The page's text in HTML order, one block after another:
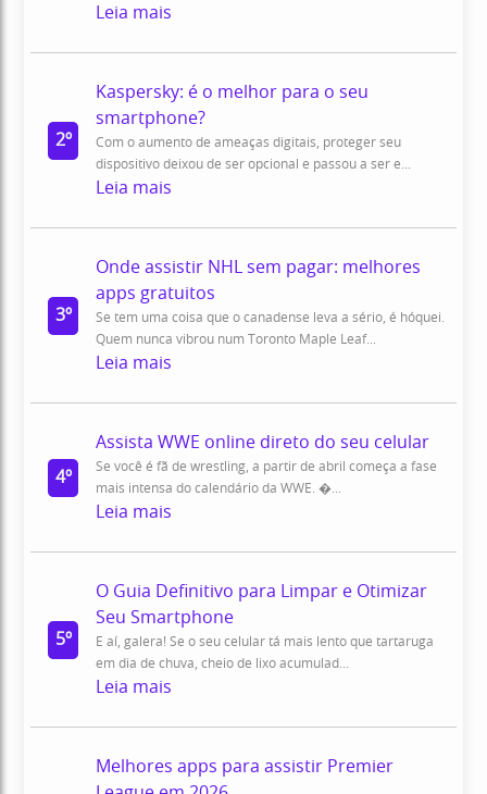
Leia mais
2º
Kaspersky: é o melhor para o seu
smartphone?
Com o aumento de ameaças digitais, proteger seu
dispositivo deixou de ser opcional e passou a ser e...
Leia mais
3º
Onde assistir NHL sem pagar: melhores
apps gratuitos
Se tem uma coisa que o canadense leva a sério, é hóquei.
Quem nunca vibrou num Toronto Maple Leaf...
Leia mais
4º
Assista WWE online direto do seu celular
Se você é fã de wrestling, a partir de abril começa a fase
mais intensa do calendário da WWE. �...
Leia mais
5º
O Guia Definitivo para Limpar e Otimizar
Seu Smartphone
E aí, galera! Se o seu celular tá mais lento que tartaruga
em dia de chuva, cheio de lixo acumulad...
Leia mais
Melhores apps para assistir Premier